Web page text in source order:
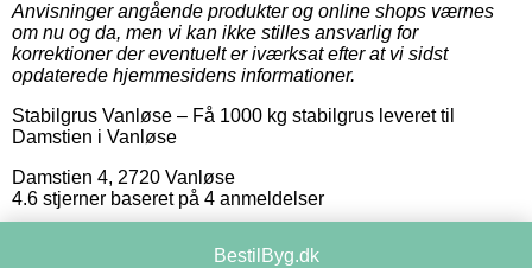
Anvisninger angående produkter og online shops værnes
om nu og da, men vi kan ikke stilles ansvarlig for
korrektioner der eventuelt er iværksat efter at vi sidst
opdaterede hjemmesidens informationer.
Stabilgrus Vanløse – Få 1000 kg stabilgrus leveret til
Damstien i Vanløse
Damstien 4, 2720 Vanløse
4.6 stjerner baseret på 4 anmeldelser
BestilByg.dk